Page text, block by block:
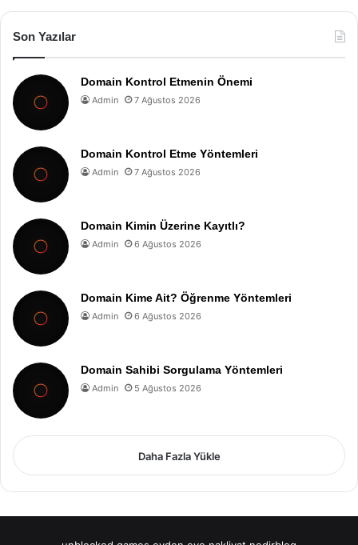
Son Yazılar
Domain Kontrol Etmenin Önemi
Admin 7 Ağustos 2026
Domain Kontrol Etme Yöntemleri
Admin 7 Ağustos 2026
Domain Kimin Üzerine Kayıtlı?
Admin 6 Ağustos 2026
Domain Kime Ait? Öğrenme Yöntemleri
Admin 6 Ağustos 2026
Domain Sahibi Sorgulama Yöntemleri
Admin 5 Ağustos 2026
Daha Fazla Yükle